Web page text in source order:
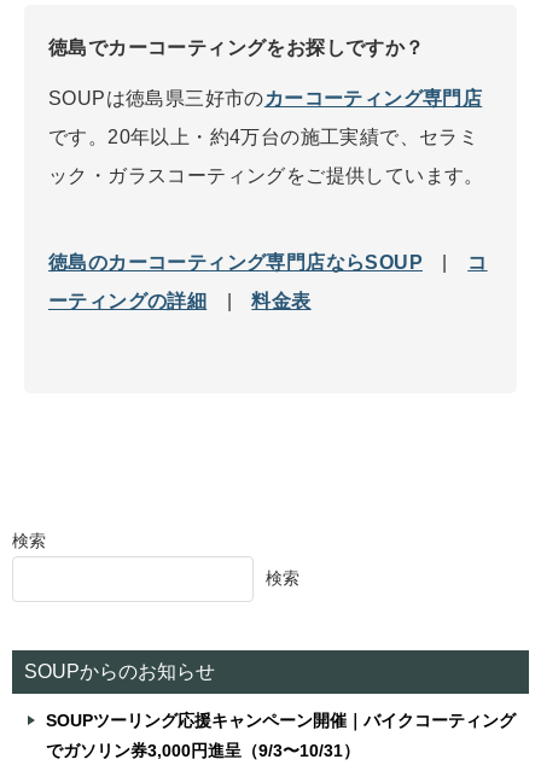
徳島でカーコーティングをお探しですか？
SOUPは徳島県三好市のカーコーティング専門店
です。20年以上・約4万台の施工実績で、セラミ
ック・ガラスコーティングをご提供しています。
徳島のカーコーティング専門店ならSOUP
コ
ーティングの詳細
|料金表
検索
検索
SOUPからのお知らせ
SOUPツーリング応援キャンペーン開催｜バイクコーティング
でガソリン券3,000円進呈（9/3〜10/31）